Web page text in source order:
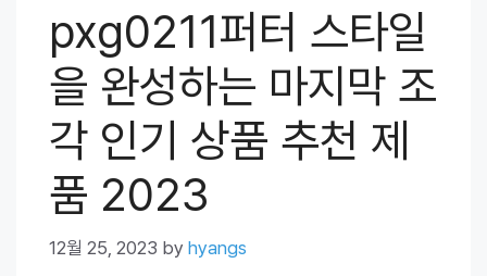
pxg0211퍼터 스타일
을 완성하는 마지막 조
각 인기 상품 추천 제
품 2023
12월 25, 2023 by hyangs